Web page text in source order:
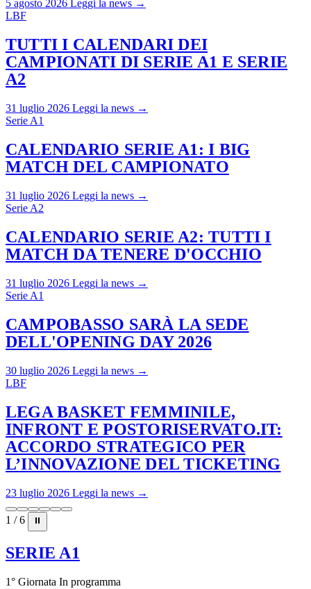
5 agosto 2026 Leggi la news →
LBF
TUTTI I CALENDARI DEI
CAMPIONATI DI SERIE A1 E SERIE
A2
31 luglio 2026 Leggi la news →
Serie A1
CALENDARIO SERIE A1: I BIG
MATCH DEL CAMPIONATO
31 luglio 2026 Leggi la news →
Serie A2
CALENDARIO SERIE A2: TUTTI I
MATCH DA TENERE D'OCCHIO
31 luglio 2026 Leggi la news →
Serie A1
CAMPOBASSO SARÀ LA SEDE
DELL'OPENING DAY 2026
30 luglio 2026 Leggi la news →
LBF
LEGA BASKET FEMMINILE,
INFRONT E POSTORISERVATO.IT:
ACCORDO STRATEGICO PER
L’INNOVAZIONE DEL TICKETING
23 luglio 2026 Leggi la news →
1 / 6 ⏸
SERIE A1
1° Giornata In programma